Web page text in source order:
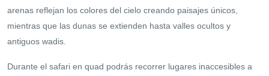
arenas reflejan los colores del cielo creando paisajes únicos,
mientras que las dunas se extienden hasta valles ocultos y
antiguos wadis.
Durante el safari en quad podrás recorrer lugares inaccesibles a